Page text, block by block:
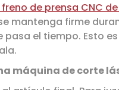
de prensa CNC de
mantenga firme
el tiempo. Esto
máquina de corte